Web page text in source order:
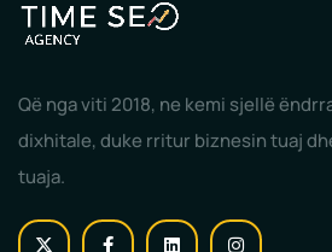
Që nga viti 2018, ne kemi sjellë
dixhitale, duke rritur biznesin tuaj
tuaja.